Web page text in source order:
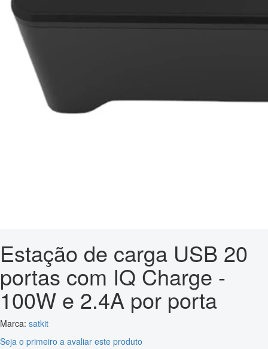
Estação de carga USB 20
portas com IQ Charge -
100W e 2.4A por porta
Marca: satkit
Seja o primeiro a avaliar este produto